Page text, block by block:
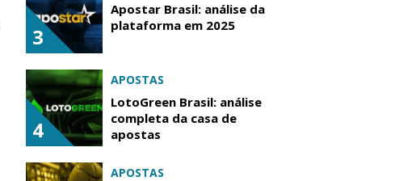
3
Apostar Brasil: análise da
plataforma em 2025
4
APOSTAS
LotoGreen Brasil: análise
completa da casa de
apostas
APOSTAS